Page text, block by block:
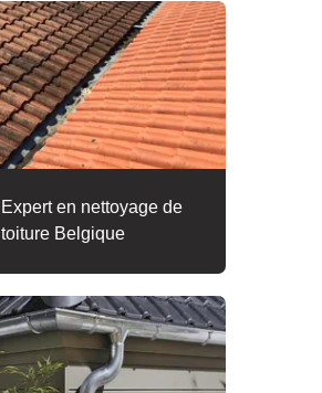
Expert en nettoyage de
toiture Belgique